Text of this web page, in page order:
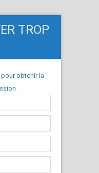
TROP
obtenir la